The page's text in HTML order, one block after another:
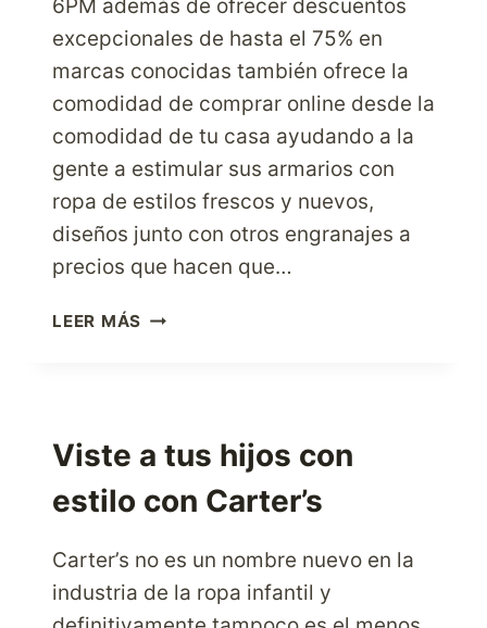
6PM además de ofrecer descuentos
excepcionales de hasta el 75% en
marcas conocidas también ofrece la
comodidad de comprar online desde la
comodidad de tu casa ayudando a la
gente a estimular sus armarios con
ropa de estilos frescos y nuevos,
diseños junto con otros engranajes a
precios que hacen que…
LEER MÁS COMPRA
DESCUENTOS
ESPECIALES
CON
Viste a tus hijos con
estilo con Carter’s
Carter’s no es un nombre nuevo en la
industria de la ropa infantil y